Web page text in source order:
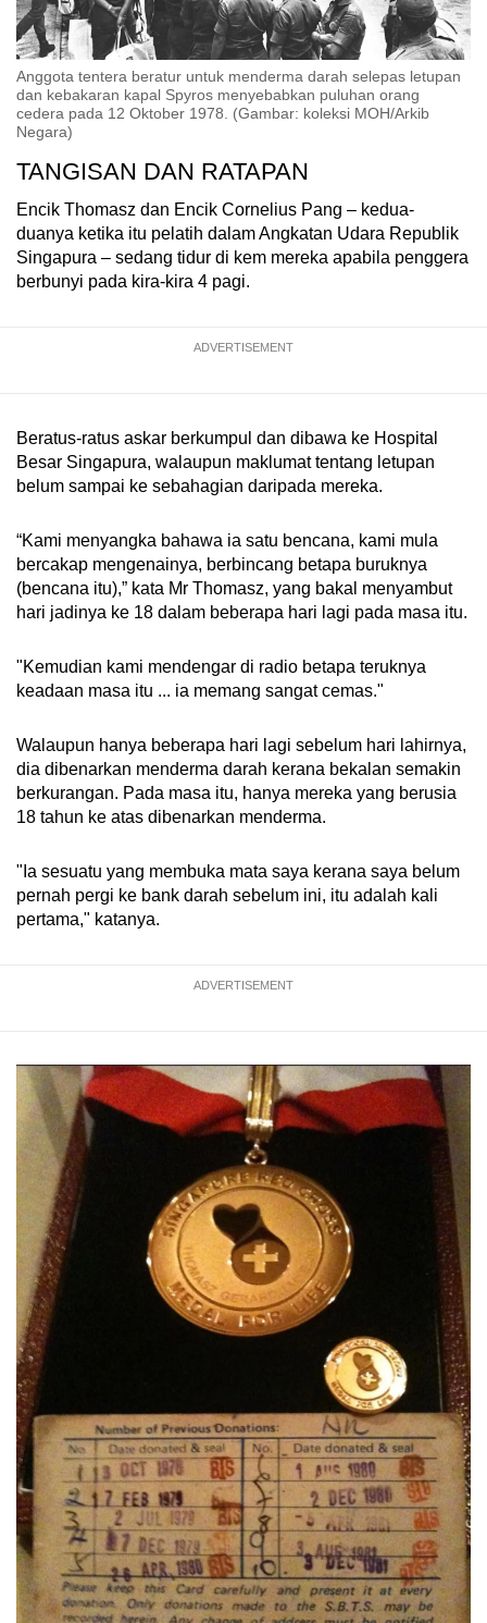
Anggota tentera beratur untuk menderma darah selepas letupan
dan kebakaran kapal Spyros menyebabkan puluhan orang
cedera pada 12 Oktober 1978. (Gambar: koleksi MOH/Arkib
Negara)
TANGISAN DAN RATAPAN
Encik Thomasz dan Encik Cornelius Pang – kedua-
duanya ketika itu pelatih dalam Angkatan Udara Republik
Singapura – sedang tidur di kem mereka apabila penggera
berbunyi pada kira-kira 4 pagi.
ADVERTISEMENT
Beratus-ratus askar berkumpul dan dibawa ke Hospital
Besar Singapura, walaupun maklumat tentang letupan
belum sampai ke sebahagian daripada mereka.
“Kami menyangka bahawa ia satu bencana, kami mula
bercakap mengenainya, berbincang betapa buruknya
(bencana itu),” kata Mr Thomasz, yang bakal menyambut
hari jadinya ke 18 dalam beberapa hari lagi pada masa itu.
"Kemudian kami mendengar di radio betapa teruknya
keadaan masa itu ... ia memang sangat cemas."
Walaupun hanya beberapa hari lagi sebelum hari lahirnya,
dia dibenarkan menderma darah kerana bekalan semakin
berkurangan. Pada masa itu, hanya mereka yang berusia
18 tahun ke atas dibenarkan menderma.
"Ia sesuatu yang membuka mata saya kerana saya belum
pernah pergi ke bank darah sebelum ini, itu adalah kali
pertama," katanya.
ADVERTISEMENT